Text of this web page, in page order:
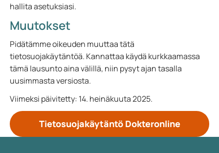
hallita asetuksiasi.
Muutokset
Pidätämme oikeuden muuttaa tätä
tietosuojakäytäntöä. Kannattaa käydä kurkkaamassa
tämä lausunto aina välillä, niin pysyt ajan tasalla
uusimmasta versiosta.
Viimeksi päivitetty: 14. heinäkuuta 2025.
Tietosuojakäytäntö Dokteronline